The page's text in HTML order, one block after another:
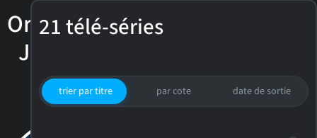
Orlando
Jones
21 télé-séries
trier par titre par cote date de sortie